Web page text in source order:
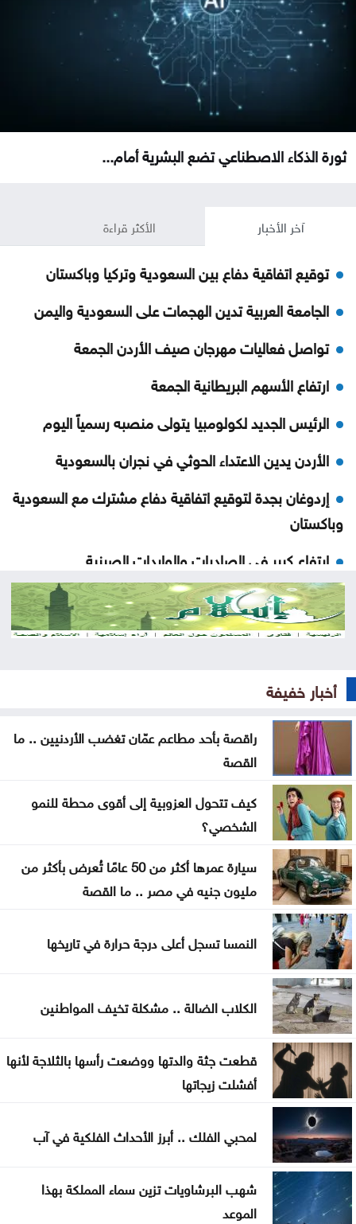
ثورة الذكاء الاصطناعي تضع البشرية أمام...
آخر الأخبار الأكثر قراءة
توقيع اتفاقية دفاع بين السعودية وتركيا وباكستان
الجامعة العربية تدين الهجمات على السعودية واليمن
تواصل فعاليات مهرجان صيف الأردن الجمعة
ارتفاع الأسهم البريطانية الجمعة
الرئيس الجديد لكولومبيا يتولى منصبه رسمياً اليوم
الأردن يدين الاعتداء الحوثي في نجران بالسعودية
إردوغان بجدة لتوقيع اتفاقية دفاع مشترك مع السعودية
وباكستان
ارتفاع كبير في الصادرات والواردات الصينية
الاحتلال يلقي قنبلة باتجاه جرافة للجيش اللبناني
بالمنصوري
العثور على جثة شخص داخل حفرة في الكورة
الاحتلال يقصف بلدة ميس الجبل جنوبي لبنان
فينيسيوس جونيور يمدد عقده مع ريال مدريد
ارتفاع عدد إصابات إيبولا إلى أكثر من 4 آلاف بالكونغو
راقصة بأحد مطاعم عمّان تغضب الأردنيين .. ما القصة
أخبار خفيفة
راقصة بأحد مطاعم عمّان تغضب الأردنيين .. ما
القصة
كيف تتحول العزوبية إلى أقوى محطة للنمو
الشخصي؟
سيارة عمرها أكثر من 50 عامًا تُعرض بأكثر من
مليون جنيه في مصر .. ما القصة
النمسا تسجل أعلى درجة حرارة في تاريخها
الكلاب الضالة .. مشكلة تخيف المواطنين
قطعت جثة والدتها ووضعت رأسها بالثلاجة لأنها
أفشلت زيجاتها
لمحبي الفلك .. أبرز الأحداث الفلكية في آب
شهب البرشاويات تزين سماء المملكة بهذا
الموعد